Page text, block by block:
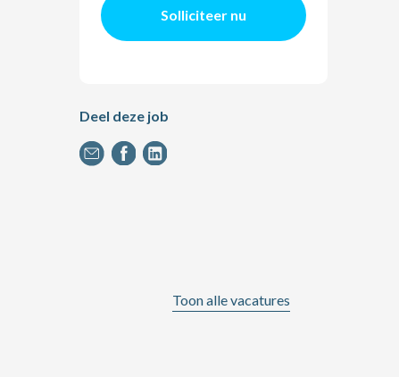
Solliciteer nu
Deel deze job
Toon alle vacatures